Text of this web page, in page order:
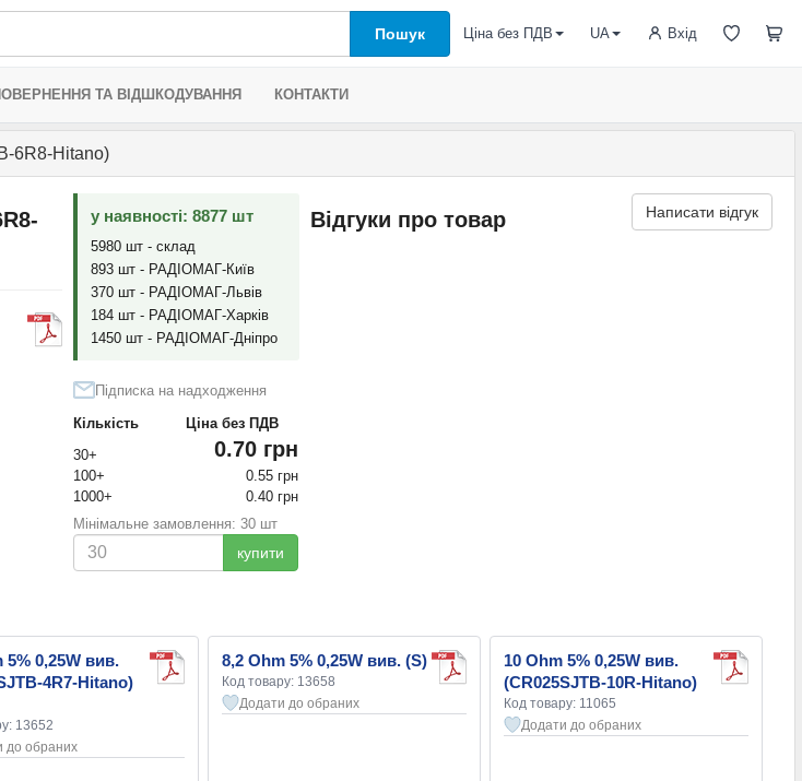
Пошук Вхід
Ціна без ПДВ UA
ТА ВІДШКОДУВАННЯ КОНТАКТИ
6R8-Hitano)
у наявності: 8877 шт
5980 шт - склад
893 шт - РАДІОМАГ-Київ
370 шт - РАДІОМАГ-Львів
184 шт - РАДІОМАГ-Харків
1450 шт - РАДІОМАГ-Дніпро
Підписка на надходження
Кількість
Ціна без ПДВ
30+
0.70 грн
100+
0.55 грн
1000+
0.40 грн
Мінімальне замовлення: 30 шт
купити
Відгуки про товар Написати відгук
5% 0,25W вив.
4R7-Hitano)
13652
до обраних
8,2 Ohm 5% 0,25W вив. (S)
Код товару: 13658
Додати до обраних
10 Ohm 5% 0,25W вив.
(CR025SJTB-10R-Hitano)
Код товару: 11065
Додати до обраних